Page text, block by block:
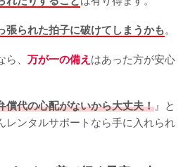
張られた拍子に破けてしまうかも。
、 万が一の備え はあった方が安心
償代の心配がないから大丈夫！ 』と
レンタルサポートなら手に入れられ